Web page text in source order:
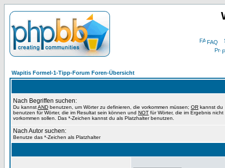
FAQ
Wapitis Formel-1-Tipp-Forum Foren-Übersicht
Nach Begriffen suchen:
Du kannstAND benutzen, um Wörter zu definieren, die vorkommen müssen; OR kannst du
benutzen für Wörter, die im Resultat sein können und NOT für Wörter, die im Ergebnis nicht
vorkommen sollen. Das *-Zeichen kannst du als Platzhalter benutzen.
Nach Autor suchen:
Benutze das *-Zeichen als Platzhalter